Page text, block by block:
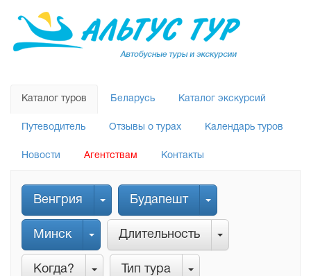
Каталог туров Беларусь Каталог экскурсий
Путеводитель Отзывы о турах Календарь туров
Новости Агентствам Контакты
Венгрия Будапешт
Минск Длительность
Когда? Тип тура